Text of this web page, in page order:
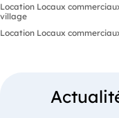
Location Locaux
village
Location Locaux